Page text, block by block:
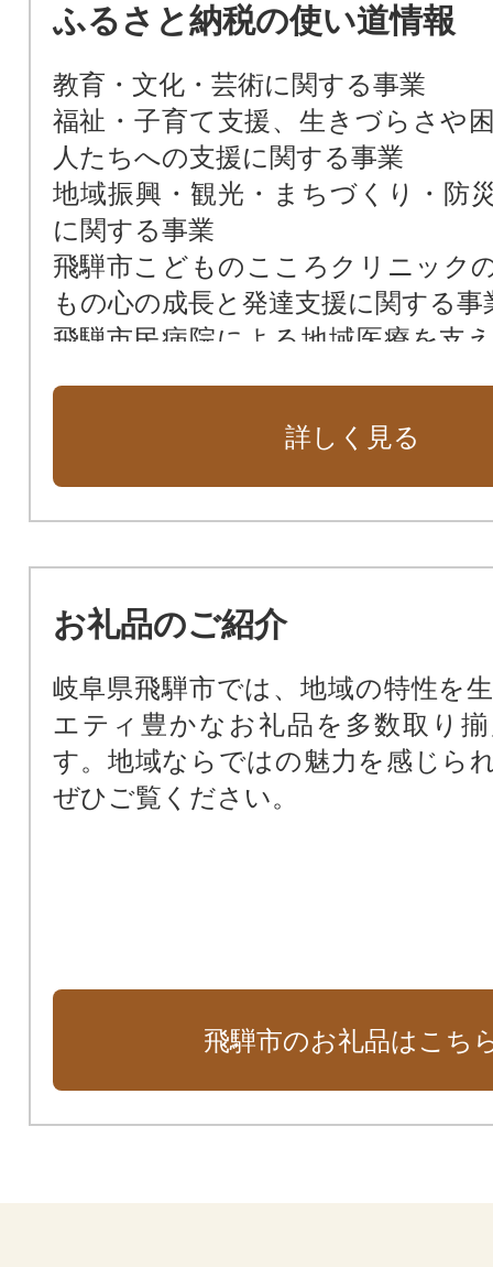
ふるさと納税の使い道情報
教育・文化・芸術に関する事業
福祉・子育て支援、生きづらさや
人たちへの支援に関する事業
地域振興・観光・まちづくり・防
に関する事業
飛騨市こどものこころクリニック
もの心の成長と発達支援に関する事
飛騨市民病院による地域医療を支
東北大学宇宙素粒子研究連携事業
飛騨の子供たちをスポーツで元気に
飛騨市の子どもたちを夢を育てる
レールマウンテンバイクガッタン
飛騨市を舞台とした若手音楽家・
プロジェクト
飛騨みやがわ考古民俗館の茅葺き
つなぐ
備・運営・学生支援）
先駆的なこどもまんなか支援の実践
詳しく見る
お礼品のご紹介
岐阜県飛騨市では、地域の特性を
エティ豊かなお礼品を多数取り
す。地域ならではの魅力を感じら
ぜひご覧ください。
飛騨市のお礼品はこち